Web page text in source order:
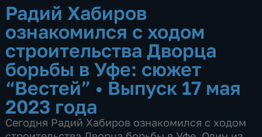
Радий Хабиров
ознакомился с ходом
строительства Дворца
борьбы в Уфе: сюжет
“Вестей” • Выпуск 17 мая
2023 года
Сегодня Радий Хабиров ознакомился с ходом